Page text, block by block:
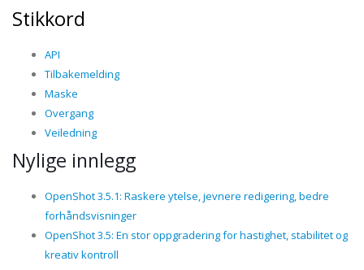
Stikkord
API
Tilbakemelding
Maske
Overgang
Veiledning
Nylige innlegg
OpenShot 3.5.1: Raskere ytelse, jevnere redigering, bedre
forhåndsvisninger
OpenShot 3.5: En stor oppgradering for hastighet, stabilitet og
kreativ kontroll